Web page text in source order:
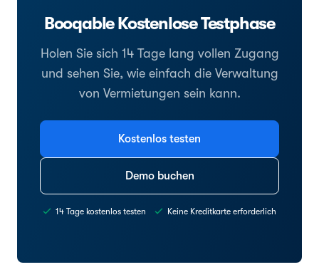
Booqable Kostenlose Testphase
Holen Sie sich 14 Tage lang vollen Zugang
und sehen Sie, wie einfach die Verwaltung
von Vermietungen sein kann.
Kostenlos testen
Demo buchen
14 Tage kostenlos testen Keine Kreditkarte erforderlich